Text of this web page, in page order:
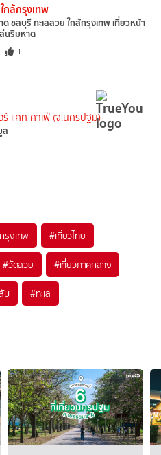
กล้กรุงเทพ
ชลบุรี ทะเลสวย ใกล้กรุงเทพ เที่ยวหน้า
นริมหาด
1
ร์ แคท คาเฟ่ (จ.นครปฐม)
ล
รุงเทพ #เที่ยวไทย
#วัดสวย #เที่ยวภาคกลาง
บ #ทะเล